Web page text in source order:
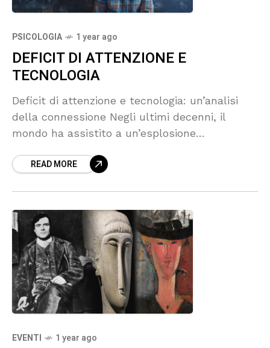
PSICOLOGIA 1 year ago
DEFICIT DI ATTENZIONE E
TECNOLOGIA
Deficit di attenzione e tecnologia: un’analisi
della connessione Negli ultimi decenni, il
mondo ha assistito a un’esplosione
il modo in cui comunichiamo, apprendiamo e
READ MORE
EVENTI 1 year ago